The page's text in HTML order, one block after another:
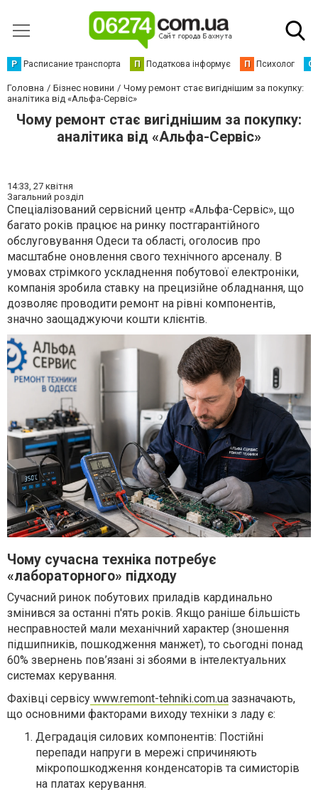
Р Расписание транспорта П Податкова інформує П Психолог С
Головна Бізнес новини
Чому ремонт стає вигіднішим за покупку:
аналітика від «Альфа-Сервіс»
Чому ремонт стає вигіднішим за покупку:
аналітика від «Альфа-Сервіс»
14:33, 27 квітня
Загальний розділ
Спеціалізований сервісний центр «Альфа-Сервіс», що
багато років працює на ринку постгарантійного
обслуговування Одеси та області, оголосив про
масштабне оновлення свого технічного арсеналу. В
умовах стрімкого ускладнення побутової електроніки,
компанія зробила ставку на прецизійне обладнання, що
дозволяє проводити ремонт на рівні компонентів,
значно заощаджуючи кошти клієнтів.
Чому сучасна техніка потребує
«лабораторного» підходу
Сучасний ринок побутових приладів кардинально
змінився за останні п'ять років. Якщо раніше більшість
несправностей мали механічний характер (зношення
підшипників, пошкодження манжет), то сьогодні понад
60% звернень пов’язані зі збоями в інтелектуальних
системах керування.
Фахівці сервісу www.remont-tehniki.com.ua зазначають,
що основними факторами виходу техніки з ладу є:
Деградація силових компонентів: Постійні
перепади напруги в мережі спричиняють
мікропошкодження конденсаторів та симисторів
на платах керування.